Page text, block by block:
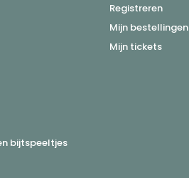
bijtspeeltjes
Registreren
Mijn bestellingen
Mijn tickets